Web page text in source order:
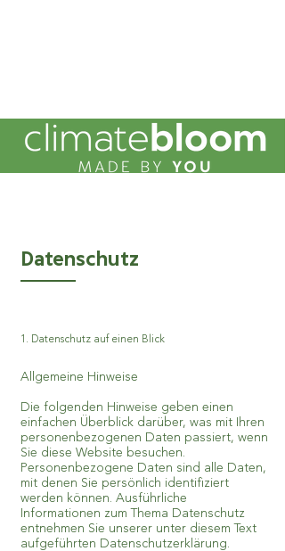
Datenschutz
1. Datenschutz auf einen Blick
Allgemeine Hinweise
Die folgenden Hinweise geben einen
einfachen Überblick darüber, was mit Ihren
personenbezogenen Daten passiert, wenn
Sie diese Website besuchen.
Personenbezogene Daten sind alle Daten,
mit denen Sie persönlich identifiziert
werden können. Ausführliche
Informationen zum Thema Datenschutz
entnehmen Sie unserer unter diesem Text
aufgeführten Datenschutzerklärung.